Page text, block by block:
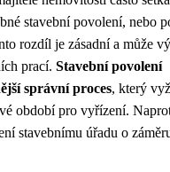
stavební povolení, nebo
rozdíl je zásadní a může
prací. Stavební povolení
správní proces, který
období pro vyřízení.
stavebnímu úřadu o